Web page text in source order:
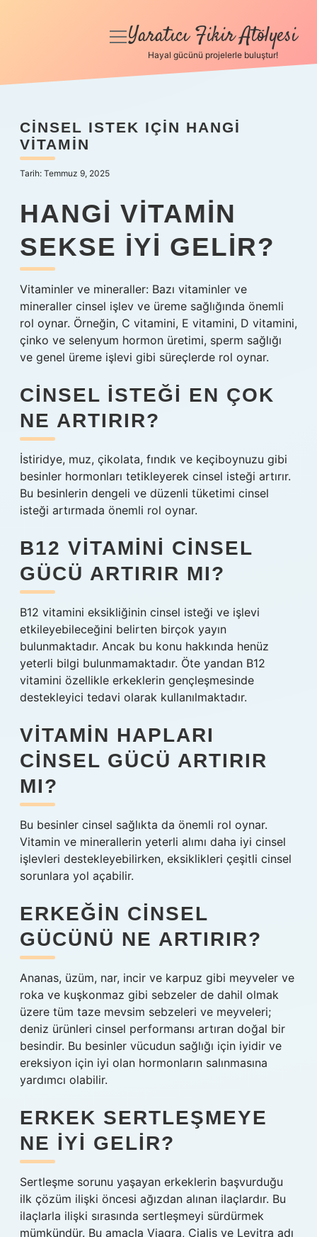
Anasayfa
Yasal Uyarı
Hakkımızda
menüyü
Yaratıcı Fikir Atölyesi
Hayal gücünü projelerle buluştur!
CINSEL ISTEK IÇIN HANGI
VITAMIN
Tarih: Temmuz 9, 2025
HANGI VITAMIN
SEKSE IYI GELIR?
Vitaminler ve mineraller: Bazı vitaminler ve
mineraller cinsel işlev ve üreme sağlığında önemli
rol oynar. Örneğin, C vitamini, E vitamini, D vitamini,
çinko ve selenyum hormon üretimi, sperm sağlığı
ve genel üreme işlevi gibi süreçlerde rol oynar.
CINSEL ISTEĞI EN ÇOK
NE ARTIRIR?
İstiridye, muz, çikolata, fındık ve keçiboynuzu gibi
besinler hormonları tetikleyerek cinsel isteği artırır.
Bu besinlerin dengeli ve düzenli tüketimi cinsel
isteği artırmada önemli rol oynar.
B12 VITAMINI CINSEL
GÜCÜ ARTIRIR MI?
B12 vitamini eksikliğinin cinsel isteği ve işlevi
etkileyebileceğini belirten birçok yayın
bulunmaktadır. Ancak bu konu hakkında henüz
yeterli bilgi bulunmamaktadır. Öte yandan B12
vitamini özellikle erkeklerin gençleşmesinde
destekleyici tedavi olarak kullanılmaktadır.
VITAMIN HAPLARI
CINSEL GÜCÜ ARTIRIR
MI?
Bu besinler cinsel sağlıkta da önemli rol oynar.
Vitamin ve minerallerin yeterli alımı daha iyi cinsel
işlevleri destekleyebilirken, eksiklikleri çeşitli cinsel
sorunlara yol açabilir.
ERKEĞIN CINSEL
GÜCÜNÜ NE ARTIRIR?
Ananas, üzüm, nar, incir ve karpuz gibi meyveler ve
roka ve kuşkonmaz gibi sebzeler de dahil olmak
üzere tüm taze mevsim sebzeleri ve meyveleri;
deniz ürünleri cinsel performansı artıran doğal bir
besindir. Bu besinler vücudun sağlığı için iyidir ve
ereksiyon için iyi olan hormonların salınmasına
yardımcı olabilir.
ERKEK SERTLEŞMEYE
NE IYI GELIR?
Sertleşme sorunu yaşayan erkeklerin başvurduğu
ilk çözüm ilişki öncesi ağızdan alınan ilaçlardır. Bu
ilaçlarla ilişki sırasında sertleşmeyi sürdürmek
mümkündür. Bu amaçla Viagra, Cialis ve Levitra adı